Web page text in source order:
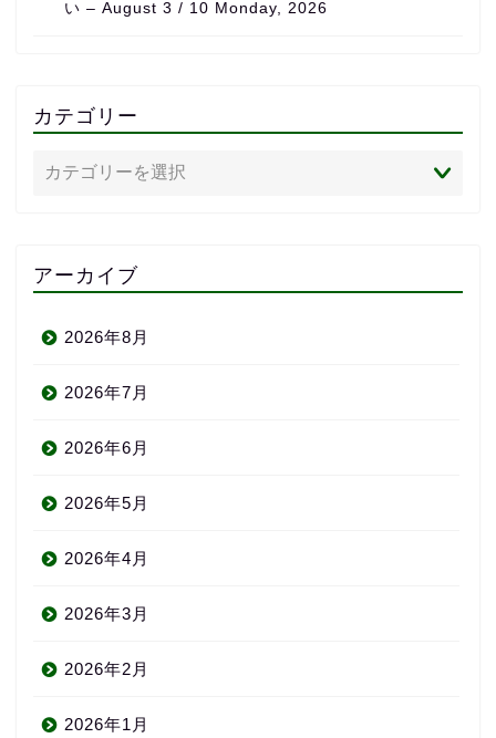
い – August 3 / 10 Monday, 2026
カテゴリー
アーカイブ
2026年8月
2026年7月
2026年6月
2026年5月
2026年4月
2026年3月
2026年2月
2026年1月